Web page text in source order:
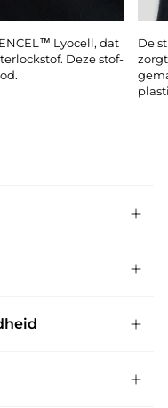
Lyocell, dat
Deze stof-
De